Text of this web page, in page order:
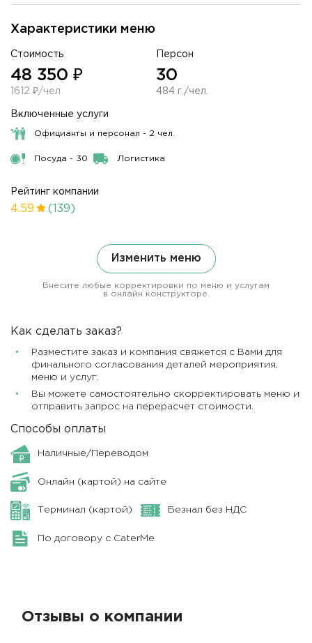
Характеристики меню
Стоимость
48 350 ₽
1612 ₽/чел
Персон
30
484 г./чел.
Включенные услуги
Официанты и персонал - 2 чел.
Посуда - 30 Логистика
Рейтинг компании
4.59 (139)
Изменить меню
Внесите любые корректировки по меню и услугам
в онлайн конструкторе.
Как сделать заказ?
Разместите заказ и компания свяжется с Вами для
финального согласования деталей мероприятия,
меню и услуг.
Вы можете самостоятельно скорректировать меню и
отправить запрос на перерасчет стоимости.
Способы оплаты
Наличные/Переводом
Онлайн (картой) на сайте
Терминал (картой) Безнал без НДС
По договору с CaterMe
Отзывы о компании